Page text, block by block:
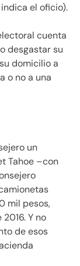
el oficio).
cuenta
desgastar su
domicilio a
o no a una
un
Tahoe –con
mil pesos,
Y no
de esos